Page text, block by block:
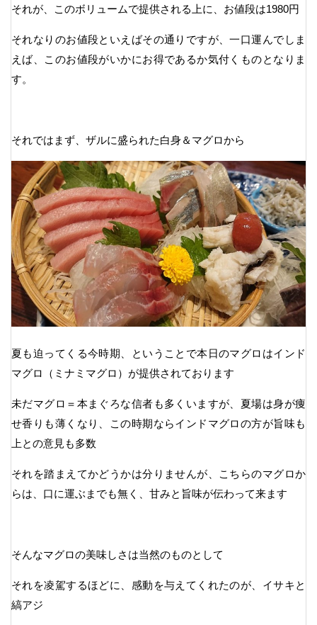
それが、このボリュームで提供される上に、お値段は1980円
それなりのお値段といえばその通りですが、一口運んでしま
えば、このお値段がいかにお得であるか気付くものとなりま
す。
それではまず、ザルに盛られた白身＆マグロから
夏も迫ってくる今時期、ということで本日のマグロはインド
マグロ（ミナミマグロ）が提供されております
未だマグロ＝本まぐろな信者も多くいますが、夏場は身が痩
せ香りも薄くなり、この時期ならインドマグロの方が旨味も
上との意見も多数
それを踏まえてかどうかは分りませんが、こちらのマグロか
らは、口に運ぶまでも無く、甘みと旨味が伝わって来ます
そんなマグロの美味しさは当然のものとして
それを凌駕するほどに、感動を与えてくれたのが、イサキと
縞アジ